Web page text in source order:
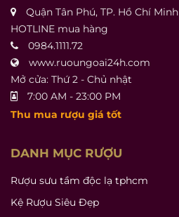
Quận Tân Phú, TP. Hồ Chí Minh
HOTLINE mua hàng
0984.1111.72
www.ruoungoai24h.com
Mở cửa: Thứ 2 - Chủ nhật
7:00 AM - 23:00 PM
Thu mua rượu giá tốt
DANH MỤC RƯỢU
Rượu sưu tầm độc lạ tphcm
Kệ Rượu Siêu Đẹp